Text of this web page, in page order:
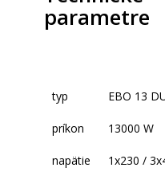
parametre
typ EBO 13
príkon 13000 W
napätie 1x230 /